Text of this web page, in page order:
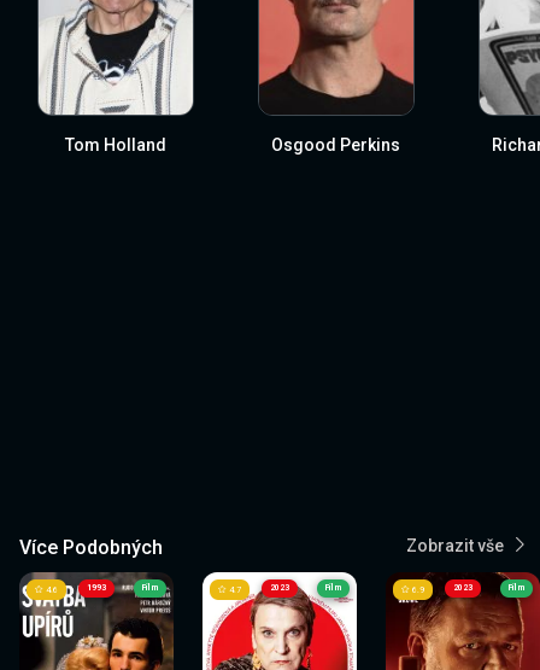
Tom Holland Osgood Perkins
Více Podobných Zobrazit vše
1993
4.6 Film 2023
4.7 Film 2023
6.9 Film